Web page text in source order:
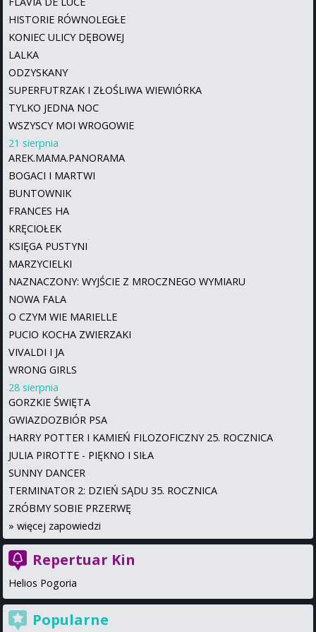
HISTORIE RÓWNOLEGŁE
KONIEC ULICY DĘBOWEJ
LALKA
ODZYSKANY
SUPERFUTRZAK I ZŁOŚLIWA WIEWIÓRKA
TYLKO JEDNA NOC
WSZYSCY MOI WROGOWIE
21 sierpnia
AREK.MAMA.PANORAMA
BOGACI I MARTWI
BUNTOWNIK
FRANCES HA
KRĘCIOŁEK
KSIĘGA PUSTYNI
MARZYCIELKI
NAZNACZONY: WYJŚCIE Z MROCZNEGO WYMIARU
NOWA FALA
O CZYM WIE MARIELLE
PUCIO KOCHA ZWIERZAKI
VIVALDI I JA
WRONG GIRLS
28 sierpnia
GORZKIE ŚWIĘTA
GWIAZDOZBIÓR PSA
HARRY POTTER I KAMIEŃ FILOZOFICZNY 25. ROCZNICA
JULIA PIROTTE - PIĘKNO I SIŁA
SUNNY DANCER
TERMINATOR 2: DZIEŃ SĄDU 35. ROCZNICA
ZRÓBMY SOBIE PRZERWĘ
» więcej zapowiedzi
Repertuar Kin
Helios Pogoria
Popularne